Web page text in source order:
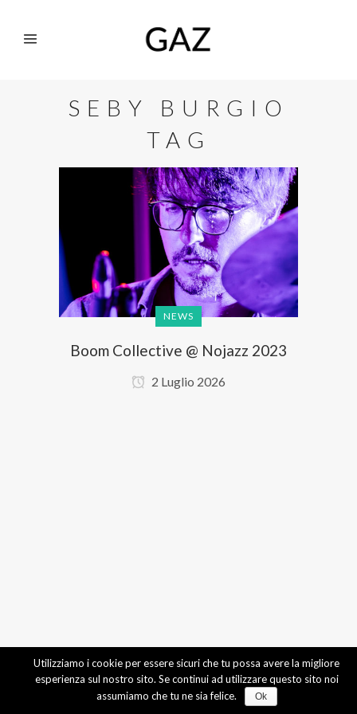
SEBY BURGIO
TAG
NEWS
Boom Collective @ Nojazz 2023
2 Luglio 2026
Utilizziamo i cookie per essere sicuri che tu possa avere la migliore
esperienza sul nostro sito. Se continui ad utilizzare questo sito noi
assumiamo che tu ne sia felice.
Ok